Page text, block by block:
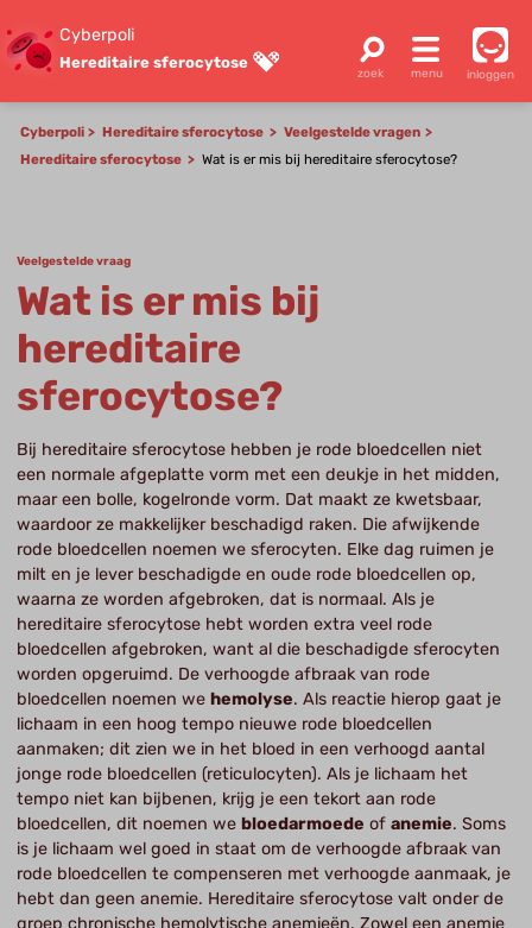
Cyberpoli
Hereditaire sferocytose
inloggen
Cyberpoli Hereditaire sferocytose
Veelgestelde vragen
Hereditaire sferocytose
Wat is er mis bij hereditaire sferocytose?
Veelgestelde vraag
Wat is er mis bij
hereditaire
sferocytose?
Bij hereditaire sferocytose hebben je rode bloedcellen niet
een normale afgeplatte vorm met een deukje in het midden,
maar een bolle, kogelronde vorm. Dat maakt ze kwetsbaar,
waardoor ze makkelijker beschadigd raken. Die afwijkende
rode bloedcellen noemen we sferocyten. Elke dag ruimen je
milt en je lever beschadigde en oude rode bloedcellen op,
waarna ze worden afgebroken, dat is normaal. Als je
hereditaire sferocytose hebt worden extra veel rode
bloedcellen afgebroken, want al die beschadigde sferocyten
worden opgeruimd. De verhoogde afbraak van rode
bloedcellen noemen wehemolyse. Als reactie hierop gaat je
lichaam in een hoog tempo nieuwe rode bloedcellen
aanmaken; dit zien we in het bloed in een verhoogd aantal
jonge rode bloedcellen (reticulocyten). Als je lichaam het
tempo niet kan bijbenen, krijg je een tekort aan rode
bloedcellen, dit noemen webloedarmoede ofanemie. Soms
is je lichaam wel goed in staat om de verhoogde afbraak van
rode bloedcellen te compenseren met verhoogde aanmaak, je
hebt dan geen anemie. Hereditaire sferocytose valt onder de
groep chronische hemolytische anemieën. Zowel een anemie